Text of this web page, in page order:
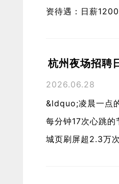
资待遇：日薪
杭州夜场招聘
2026.06.28
&ldquo;凌晨一点
每分钟17次心跳
城页刷屏超2.3万